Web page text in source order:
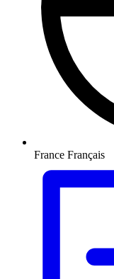
France Français